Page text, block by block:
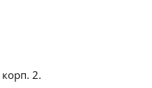
корп. 2.